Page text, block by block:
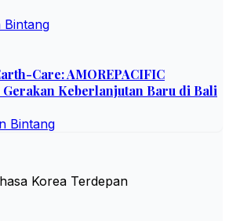
Bintang
Care: AMOREPACIFIC
Keberlanjutan Baru di Bali
Bintang
Korea Terdepan